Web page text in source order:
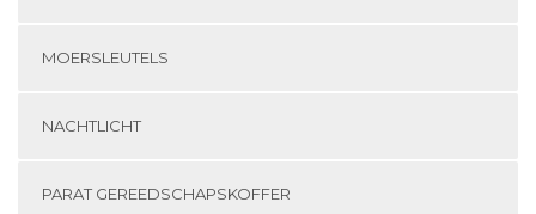
MOERSLEUTELS
NACHTLICHT
PARAT GEREEDSCHAPSKOFFER